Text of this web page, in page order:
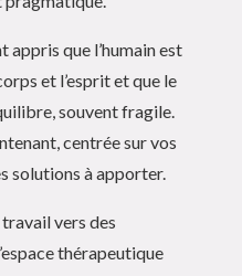
appris que l’humain est
et l’esprit et que le
souvent fragile.
centrée sur vos
solutions à apporter.
travail vers des
thérapeutique